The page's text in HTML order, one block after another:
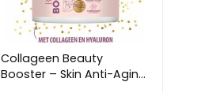
Collageen Beauty
Booster – Skin Anti-Aging